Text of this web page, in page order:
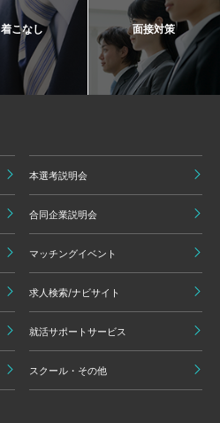
着こなし 面接対策
本選考説明会
合同企業説明会
マッチングイベント
求人検索/ナビサイト
就活サポートサービス
スクール・その他